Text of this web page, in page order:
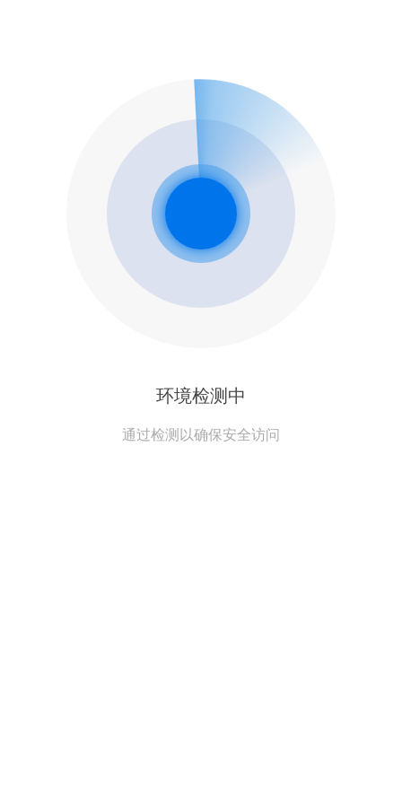
环境检测中
通过检测以确保安全访问